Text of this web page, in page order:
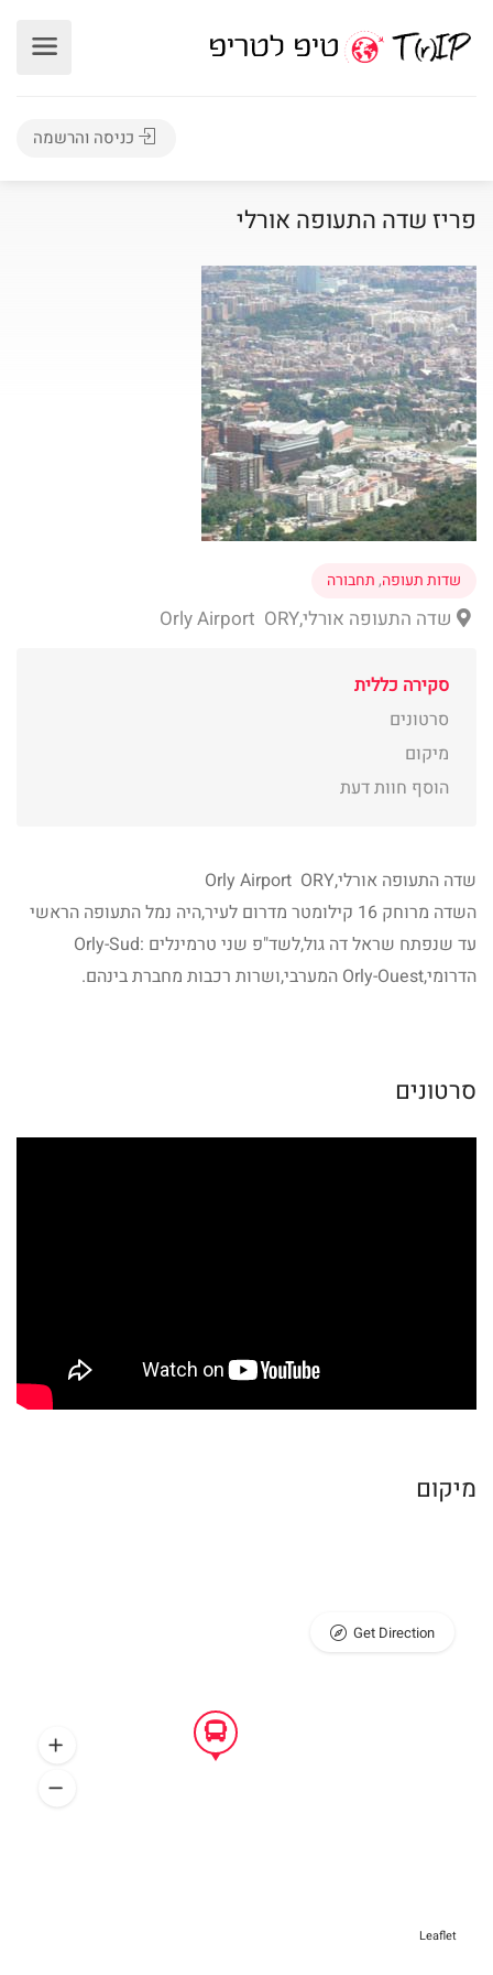
כניסה והרשמה
פריז שדה התעופה אורלי
שדות תעופה,תחבורה
שדה התעופה אורלי,Orly Airport ORY
סקירה כללית
סרטונים
מיקום
הוסף חוות דעת
שדה התעופה אורלי,Orly Airport ORY
השדה מרוחק 16 קילומטר מדרום לעיר,היה נמל התעופה הראשי
הדרומי,Orly-Ouest המערבי,ושרות רכבות מחברת בינהם.
סרטונים
מיקום
Leaflet
Get Direction